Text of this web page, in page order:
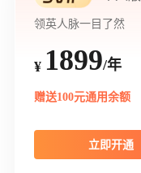
领英人脉一目了然
¥ 1899/年
赠送100元通用余额
立即开通